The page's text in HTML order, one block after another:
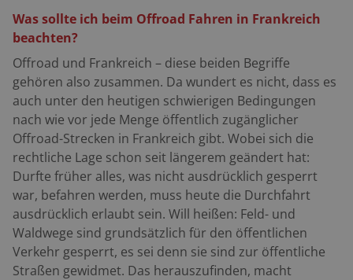
Was sollte ich beim Offroad Fahren in Frankreich
beachten?
Offroad und Frankreich – diese beiden Begriffe
gehören also zusammen. Da wundert es nicht, dass es
auch unter den heutigen schwierigen Bedingungen
nach wie vor jede Menge öffentlich zugänglicher
Offroad-Strecken in Frankreich gibt. Wobei sich die
rechtliche Lage schon seit längerem geändert hat:
Durfte früher alles, was nicht ausdrücklich gesperrt
war, befahren werden, muss heute die Durchfahrt
ausdrücklich erlaubt sein. Will heißen: Feld- und
Waldwege sind grundsätzlich für den öffentlichen
Verkehr gesperrt, es sei denn sie sind zur öffentliche
Straßen gewidmet. Das herauszufinden, macht